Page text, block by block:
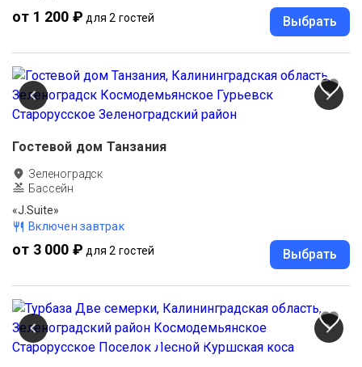
от 1 200 ₽ для 2 гостей Выбрать
Гостевой дом Танзания
Зеленоградск
Бассейн
«J.Suite»
Включен завтрак
от 3 000 ₽ для 2 гостей Выбрать